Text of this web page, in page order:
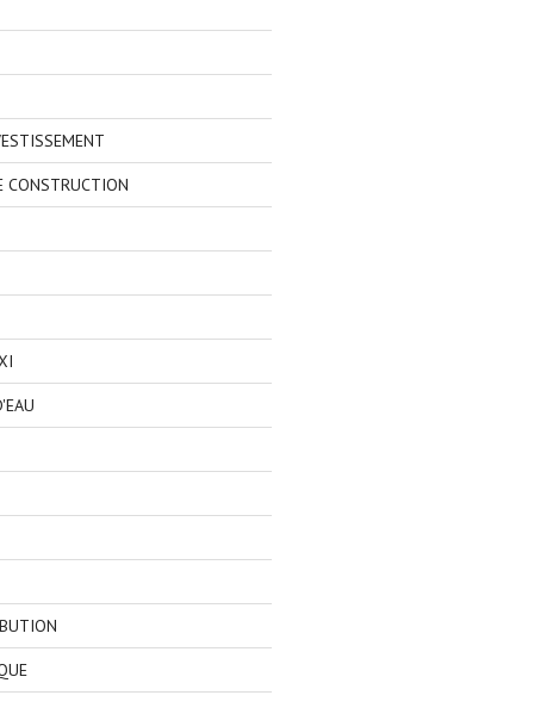
CONSTRUCTION